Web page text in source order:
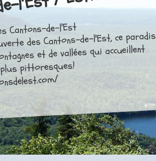
Cantons-de-l'Est
des Cantons-de-l'Est, ce paradis
et de vallées qui accueillent
pittoresques!